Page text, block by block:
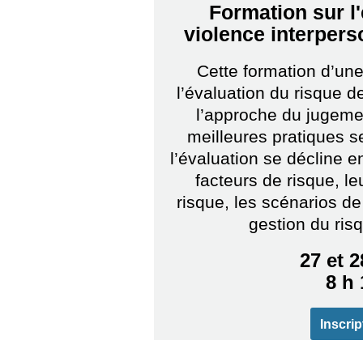
Formation sur
violence
Cette formation
l’évaluation du risque
l’approche du
meilleures pratiques
l’évaluation se décline
facteurs de risque,
risque, les scénarios
gestion du
27 et
8 h